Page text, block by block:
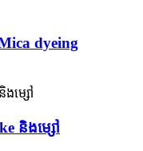
dyeing
និងម្សៅ